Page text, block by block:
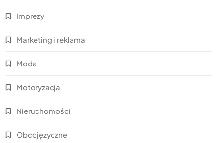
Imprezy
Marketing i reklama
Moda
Motoryzacja
Nieruchomości
Obcojęzyczne